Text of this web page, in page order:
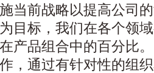
当前战略以提高公司
目标，我们在各个领
产品组合中的百分比
，通过有针对性的组